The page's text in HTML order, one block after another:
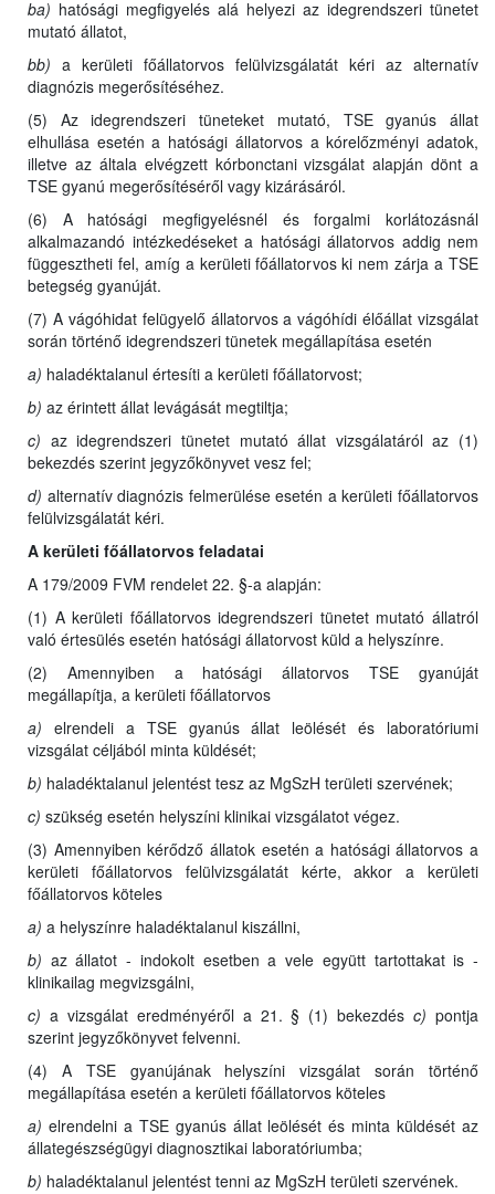
ba) hatósági megfigyelés alá helyezi az idegrendszeri tünetet
mutató állatot,
bb) a kerületi főállatorvos felülvizsgálatát kéri az alternatív
diagnózis megerősítéséhez.
(5) Az idegrendszeri tüneteket mutató, TSE gyanús állat
elhullása esetén a hatósági állatorvos a kórelőzményi adatok,
illetve az általa elvégzett kórbonctani vizsgálat alapján dönt a
TSE gyanú megerősítéséről vagy kizárásáról.
(6) A hatósági megfigyelésnél és forgalmi korlátozásnál
alkalmazandó intézkedéseket a hatósági állatorvos addig nem
függesztheti fel, amíg a kerületi főállatorvos ki nem zárja a TSE
betegség gyanúját.
(7) A vágóhidat felügyelő állatorvos a vágóhídi élőállat vizsgálat
során történő idegrendszeri tünetek megállapítása esetén
a) haladéktalanul értesíti a kerületi főállatorvost;
b) az érintett állat levágását megtiltja;
c) az idegrendszeri tünetet mutató állat vizsgálatáról az (1)
bekezdés szerint jegyzőkönyvet vesz fel;
d) alternatív diagnózis felmerülése esetén a kerületi főállatorvos
felülvizsgálatát kéri.
A kerületi főállatorvos feladatai
A 179/2009 FVM rendelet 22. §-a alapján:
(1) A kerületi főállatorvos idegrendszeri tünetet mutató állatról
való értesülés esetén hatósági állatorvost küld a helyszínre.
(2) Amennyiben a hatósági állatorvos TSE gyanúját
megállapítja, a kerületi főállatorvos
a) elrendeli a TSE gyanús állat leölését és laboratóriumi
vizsgálat céljából minta küldését;
b) haladéktalanul jelentést tesz az MgSzH területi szervének;
c) szükség esetén helyszíni klinikai vizsgálatot végez.
(3) Amennyiben kérődző állatok esetén a hatósági állatorvos a
kerületi főállatorvos felülvizsgálatát kérte, akkor a kerületi
főállatorvos köteles
a) a helyszínre haladéktalanul kiszállni,
b) az állatot - indokolt esetben a vele együtt tartottakat is -
klinikailag megvizsgálni,
c) a vizsgálat eredményéről a 21. § (1) bekezdésc)pontja
szerint jegyzőkönyvet felvenni.
(4) A TSE gyanújának helyszíni vizsgálat során történő
megállapítása esetén a kerületi főállatorvos köteles
a) elrendelni a TSE gyanús állat leölését és minta küldését az
állategészségügyi diagnosztikai laboratóriumba;
b) haladéktalanul jelentést tenni az MgSzH területi szervének.